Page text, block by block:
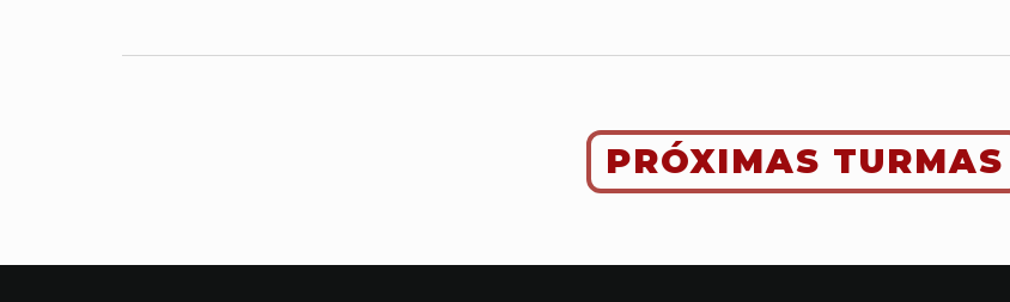
PRÓXIMAS TURMAS